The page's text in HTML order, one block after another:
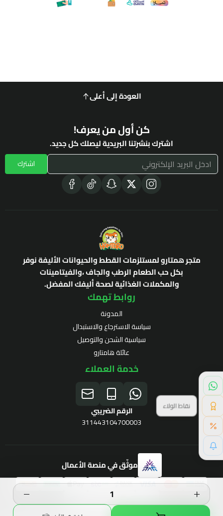
العودة إلى أعلى
كن أول من يعرف!
اشترك بنشرتنا البريدية ليصلك كل جديد.
اشترك
متجر همتارو لمستلزمات القطط والحيوانات الأليفة نوفر
بكل حب الطعام الرطب والجاف ،والفيتامينات
والمكملات الغذائية لصحة أليفك المفضل.
روابط تهمك
المدونة
سياسة الاسترجاع والاستبدال
سياسية الشحن والتوصيل
عائلة هامتارو
خدمة العملاء
الرقم الضريبي
311443104700003
موثّق في منصة الأعمال
الحقوق محفوظة | 2026
برنامج الولاء
نقاط الولاء